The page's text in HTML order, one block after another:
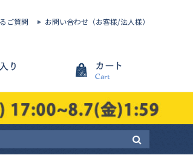
ご質問 お問い合わせ（お客様/法人様）